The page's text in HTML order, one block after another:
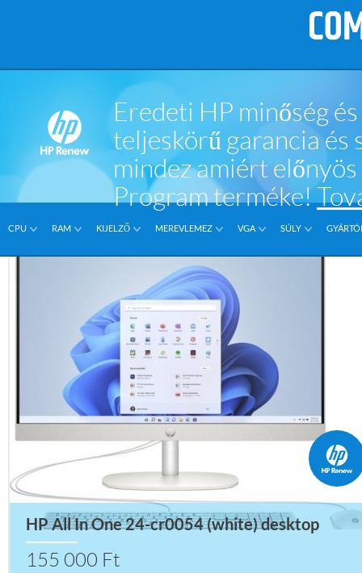
Eredeti HP minőség
teljeskörű garancia és
mindez amiért
Program terméke!
CPU RAM KIJELZŐ MEREVLEMEZ VGA SÚLY
HP All In One 24-cr0054 (white) desktop
155 000 Ft